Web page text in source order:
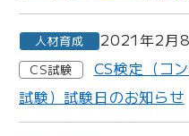
人材育成 2021年2月
CS試験
CS検定（コ
試験）試験日のお知らせ